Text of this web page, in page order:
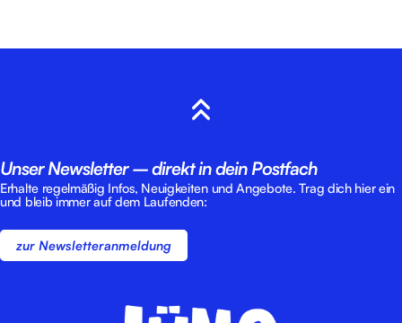
Unser Newsletter – direkt in dein Postfach
Erhalte regelmäßig Infos, Neuigkeiten und Angebote. Trag dich hier ein
und bleib immer auf dem Laufenden:
zur Newsletteranmeldung